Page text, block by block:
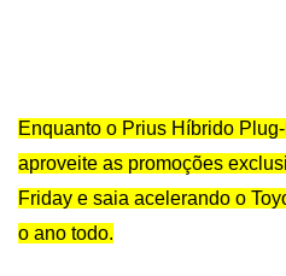
Enquanto o Prius Híbrido
aproveite as promoções
Friday e saia acelerando o
o ano todo.